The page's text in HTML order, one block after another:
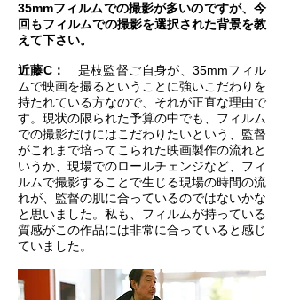
35mmフィルムでの撮影が多いのですが、今
回もフィルムでの撮影を選択された背景を教
えて下さい。
近藤C：
是枝監督ご自身が、35mmフィル
ムで映画を撮るということに強いこだわりを
持たれている方なので、それが正直な理由で
す。現状の限られた予算の中でも、フィルム
での撮影だけにはこだわりたいという、監督
がこれまで培ってこられた映画製作の流れと
いうか、現場でのロールチェンジなど、フィ
ルムで撮影することで生じる現場の時間の流
れが、監督の肌に合っているのではないかな
と思いました。私も、フィルムが持っている
質感がこの作品には非常に合っていると感じ
ていました。